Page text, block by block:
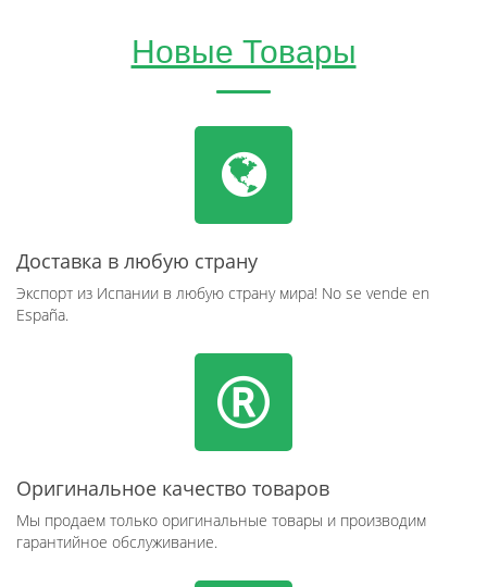
Новые Товары
Доставка в любую страну
Экспорт из Испании в любую страну мира! No se vende en
España.
Оригинальное качество товаров
Мы продаем только оригинальные товары и производим
гарантийное обслуживание.